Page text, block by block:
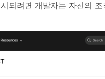
되려면 개발자는 자신의